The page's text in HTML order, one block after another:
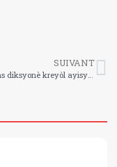
SUIVANT
Ki enpòtans diksyonè kreyòl ayisyen an ?